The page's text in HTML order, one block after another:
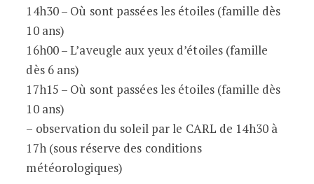
14h30 – Où sont passées les étoiles (famille dès
10 ans)
16h00 – L’aveugle aux yeux d’étoiles (famille
dès 6 ans)
17h15 – Où sont passées les étoiles (famille dès
10 ans)
– observation du soleil par le CARL de 14h30 à
17h (sous réserve des conditions
météorologiques)